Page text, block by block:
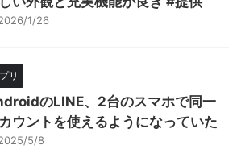
1/26
リ
のLINE、2台のスマホで同一
ウントを使えるようになっていた
5/8